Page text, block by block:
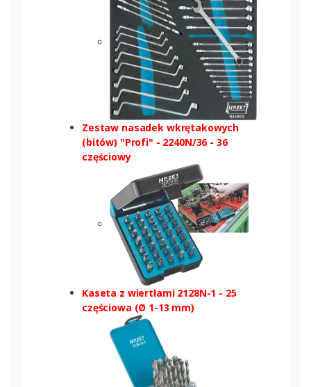
Zestaw nasadek wkrętakowych
(bitów) "Profi" - 2240N/36 - 36
częściowy
Kaseta z wiertłami 2128N-1 - 25
częściowa (Ø 1-13 mm)